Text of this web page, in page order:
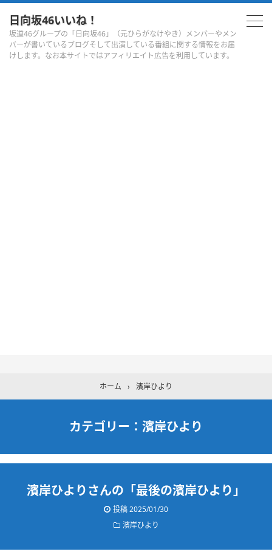
日向坂46いいね！
坂道46グループの「日向坂46」（元ひらがなけやき）メンバーやメン
バーが書いているブログそして出演している番組に関する情報をお届
けします。なお本サイトではアフィリエイト広告を利用しています。
ホーム › 濱岸ひより
カテゴリー：濱岸ひより
濱岸ひよりさんの「最後の濱岸ひより」
投稿 2025/01/30
濱岸ひより